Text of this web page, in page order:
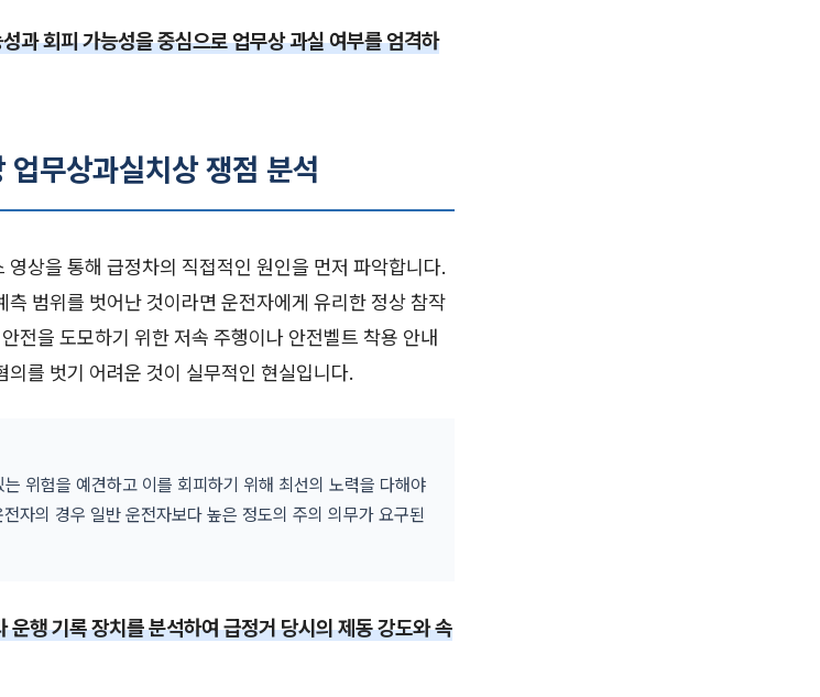
과 회피 가능성을 중심으로 업무상 과실 여부를 엄격하
무상과실치상 쟁점 분석
상을 통해 급정차의 직접적인 원인을 먼저 파악합니다.
범위를 벗어난 것이라면 운전자에게 유리한 정상 참작
전을 도모하기 위한 저속 주행이나 안전벨트 착용 안내
를 벗기 어려운 것이 실무적인 현실입니다.
위험을 예견하고 이를 회피하기 위해 최선의 노력을 다해야
자의 경우 일반 운전자보다 높은 정도의 주의 의무가 요구된
운행 기록 장치를 분석하여 급정거 당시의 제동 강도와 속